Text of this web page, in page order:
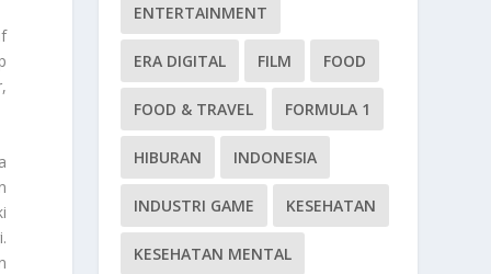
ENTERTAINMENT
ERA DIGITAL FILM FOOD
FOOD & TRAVEL FORMULA 1
HIBURAN INDONESIA
INDUSTRI GAME KESEHATAN
KESEHATAN MENTAL